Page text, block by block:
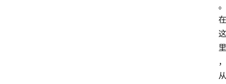
。
在
这
里
，
从